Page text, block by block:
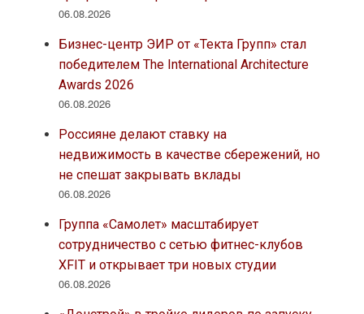
06.08.2026
Бизнес-центр ЭИР от «Текта Групп» стал
победителем The International Architecture
Awards 2026
06.08.2026
Россияне делают ставку на
недвижимость в качестве сбережений, но
не спешат закрывать вклады
06.08.2026
Группа «Самолет» масштабирует
сотрудничество с сетью фитнес-клубов
XFIT и открывает три новых студии
06.08.2026